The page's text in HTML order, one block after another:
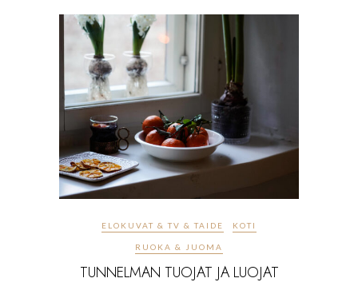
ELOKUVAT & TV & TAIDE KOTI
RUOKA & JUOMA
TUNNELMAN TUOJAT JA LUOJAT